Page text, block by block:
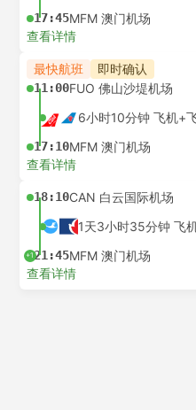
17:45MFM 澳门机场
查看详情
最快航班 即时确认
11:00FUO 佛山沙堤机场
6小时10分钟 飞机+
17:10MFM 澳门机场
查看详情
18:10CAN 白云国际机场
1天3小时35分钟 飞
+121:45MFM 澳门机场
查看详情